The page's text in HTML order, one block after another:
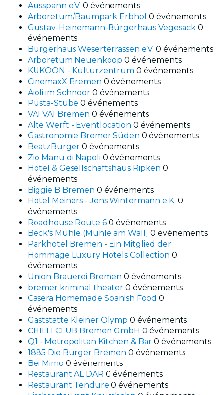
Ausspann e.V. 0 événements
Arboretum/Baumpark Erbhof 0 événements
Gustav-Heinemann-Bürgerhaus Vegesack 0
événements
Bürgerhaus Weserterrassen e.V. 0 événements
Arboretum Neuenkoop 0 événements
KUKOON - Kulturzentrum 0 événements
CinemaxX Bremen 0 événements
Aioli im Schnoor 0 événements
Pusta-Stube 0 événements
VAI VAI Bremen 0 événements
Alte Werft - Eventlocation 0 événements
Gastronomie Bremer Süden 0 événements
BeatzBurger 0 événements
Zio Manu di Napoli 0 événements
Hotel & Gesellschaftshaus Ripken 0
événements
Biggie B Bremen 0 événements
Hotel Meiners - Jens Wintermann e.K. 0
événements
Roadhouse Route 6 0 événements
Beck's Mühle (Mühle am Wall) 0 événements
Parkhotel Bremen - Ein Mitglied der
Hommage Luxury Hotels Collection 0
événements
Union Brauerei Bremen 0 événements
bremer kriminal theater 0 événements
Casera Homemade Spanish Food 0
événements
Gaststätte Kleiner Olymp 0 événements
CHILLI CLUB Bremen GmbH 0 événements
Q1 - Metropolitan Kitchen & Bar 0 événements
1885 Die Burger Bremen 0 événements
Bei Mimo 0 événements
Restaurant AL DAR 0 événements
Restaurant Tendüre 0 événements